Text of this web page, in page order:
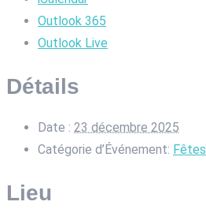
Outlook 365
Outlook Live
Détails
Date : 23 décembre 2025
Catégorie d’Événement: Fêtes
Lieu